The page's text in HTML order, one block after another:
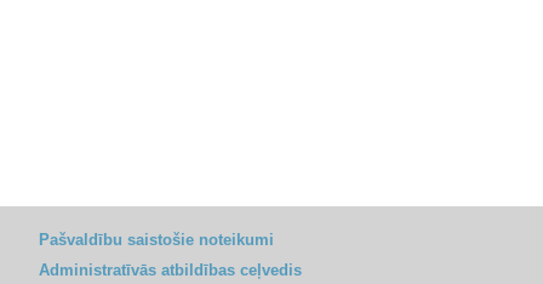
Pašvaldību saistošie noteikumi
Administratīvās atbildības ceļvedis